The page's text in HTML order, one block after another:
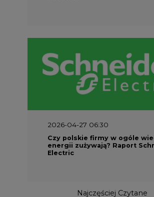
2026-04-27 06:30
Czy polskie firmy w ogóle
energii zużywają? Raport
Electric
Najczęściej Czytane